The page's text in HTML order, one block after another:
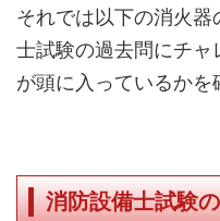
それでは以下の消火
士試験の過去問にチ
が頭に入っているかを
消防設備士試験